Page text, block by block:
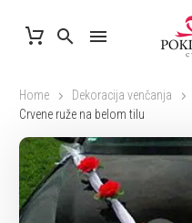
Home Dekoracija venčanja
Crvene ruže na belom tilu